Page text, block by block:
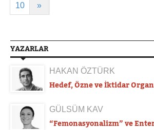
10 »
YAZARLAR
HAKAN ÖZTÜRK
Hedef, Özne ve İktidar
GÜLSÜM KAV
“Femonasyonalizm” ve